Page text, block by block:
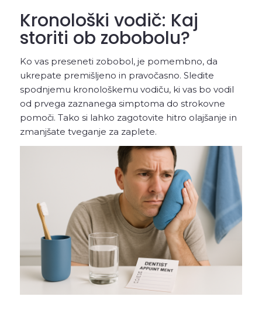
Kronološki vodič: Kaj
storiti ob zobobolu?
Ko vas preseneti zobobol, je pomembno, da
ukrepate premišljeno in pravočasno. Sledite
spodnjemu kronološkemu vodiču, ki vas bo vodil
od prvega zaznanega simptoma do strokovne
pomoči. Tako si lahko zagotovite hitro olajšanje in
zmanjšate tveganje za zaplete.